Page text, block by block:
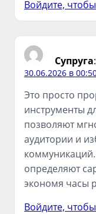
Войдите,
Супруга:
30.06.2026 в
Это просто
инструменты
позволяют
аудитории и
коммуникаций.
определяют
экономя часы
Войдите,